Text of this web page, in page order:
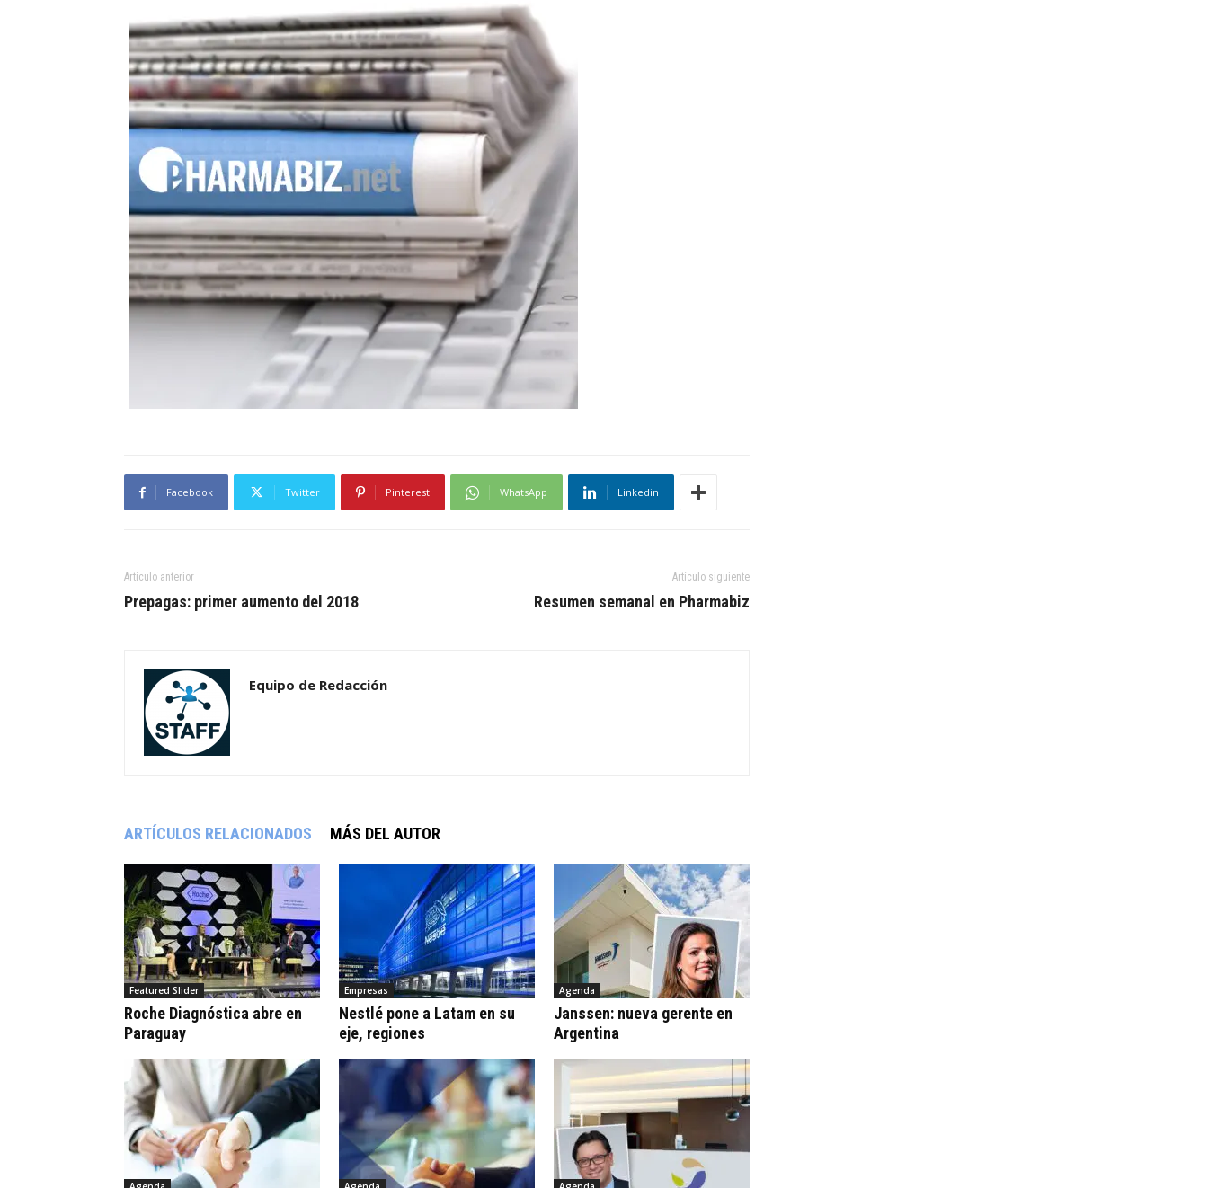
Facebook Twitter Pinterest WhatsApp Linkedin
Artículo anterior
Prepagas: primer aumento del 2018
Artículo siguiente
Resumen semanal en Pharmabiz
Equipo de Redacción
ARTÍCULOS RELACIONADOS MÁS DEL AUTOR
Featured Slider
Roche Diagnóstica abre en
Paraguay
Empresas
Nestlé pone a Latam en su
eje, regiones
Agenda
Janssen: nueva gerente en
Argentina